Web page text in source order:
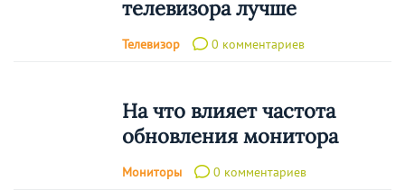
телевизора лучше
Телевизор 0 комментариев
На что влияет частота
обновления монитора
Мониторы 0 комментариев